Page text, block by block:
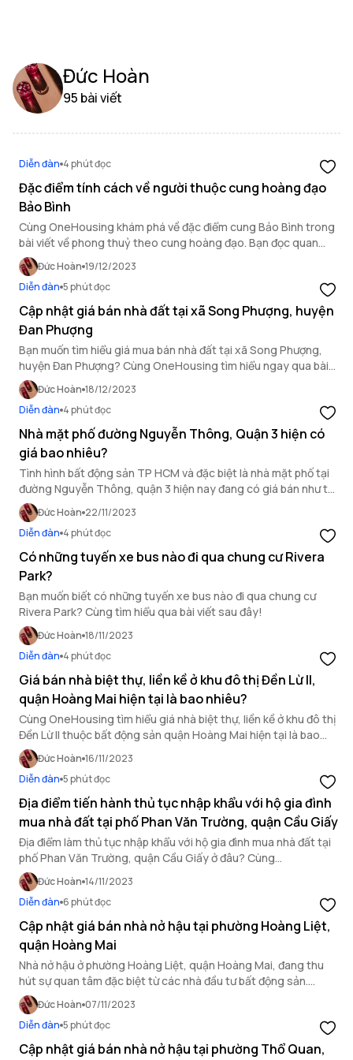
Đức Hoàn
95 bài viết
Diễn đàn 4 phút đọc
Đặc điểm tính cách về người thuộc cung hoàng đạo
Bảo Bình
Cùng OneHousing khám phá về đặc điểm cung Bảo Bình trong
bài viết về phong thuỷ theo cung hoàng đạo. Bạn đọc quan
tâm cung Bảo Bình thì đừng bỏ lỡ.
Đức Hoàn 19/12/2023
Diễn đàn 5 phút đọc
Cập nhật giá bán nhà đất tại xã Song Phượng, huyện
Đan Phượng
Bạn muốn tìm hiểu giá mua bán nhà đất tại xã Song Phượng,
huyện Đan Phượng? Cùng OneHousing tìm hiểu ngay qua bài
viết dưới đây!
Đức Hoàn 18/12/2023
Diễn đàn 4 phút đọc
Nhà mặt phố đường Nguyễn Thông, Quận 3 hiện có
giá bao nhiêu?
Tình hình bất động sản TP HCM và đặc biệt là nhà mặt phố tại
đường Nguyễn Thông, quận 3 hiện nay đang có giá bán như thế
nào? Cùng OneHousing tìm hiểu chi tiết trong bài viết sau đây.
Đức Hoàn 22/11/2023
Diễn đàn 4 phút đọc
Có những tuyến xe bus nào đi qua chung cư Rivera
Park?
Bạn muốn biết có những tuyến xe bus nào đi qua chung cư
Rivera Park? Cùng tìm hiểu qua bài viết sau đây!
Đức Hoàn 18/11/2023
Diễn đàn 4 phút đọc
Giá bán nhà biệt thự, liền kề ở khu đô thị Đền Lừ II,
quận Hoàng Mai hiện tại là bao nhiêu?
Cùng OneHousing tìm hiểu giá nhà biệt thự, liền kề ở khu đô thị
Đền Lừ II thuộc bất động sản quận Hoàng Mai hiện tại là bao
nhiêu ngay sau đây.
Đức Hoàn 16/11/2023
Diễn đàn 5 phút đọc
Địa điểm tiến hành thủ tục nhập khẩu với hộ gia đình
mua nhà đất tại phố Phan Văn Trường, quận Cầu Giấy
Địa điểm làm thủ tục nhập khẩu với hộ gia đình mua nhà đất tại
phố Phan Văn Trường, quận Cầu Giấy ở đâu? Cùng
OneHousing tìm hiểu trong bài viết này.
Đức Hoàn 14/11/2023
Diễn đàn 6 phút đọc
Cập nhật giá bán nhà nở hậu tại phường Hoàng Liệt,
quận Hoàng Mai
Nhà nở hậu ở phường Hoàng Liệt, quận Hoàng Mai, đang thu
hút sự quan tâm đặc biệt từ các nhà đầu tư bất động sản.
OneHousing sẽ cung cấp thông tin mới nhất qua bài viết này!
Đức Hoàn 07/11/2023
Diễn đàn 5 phút đọc
Cập nhật giá bán nhà nở hậu tại phường Thổ Quan,